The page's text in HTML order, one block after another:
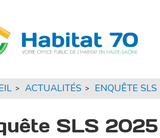
> ACTUALITÉS > ENQUÊTE
SLS